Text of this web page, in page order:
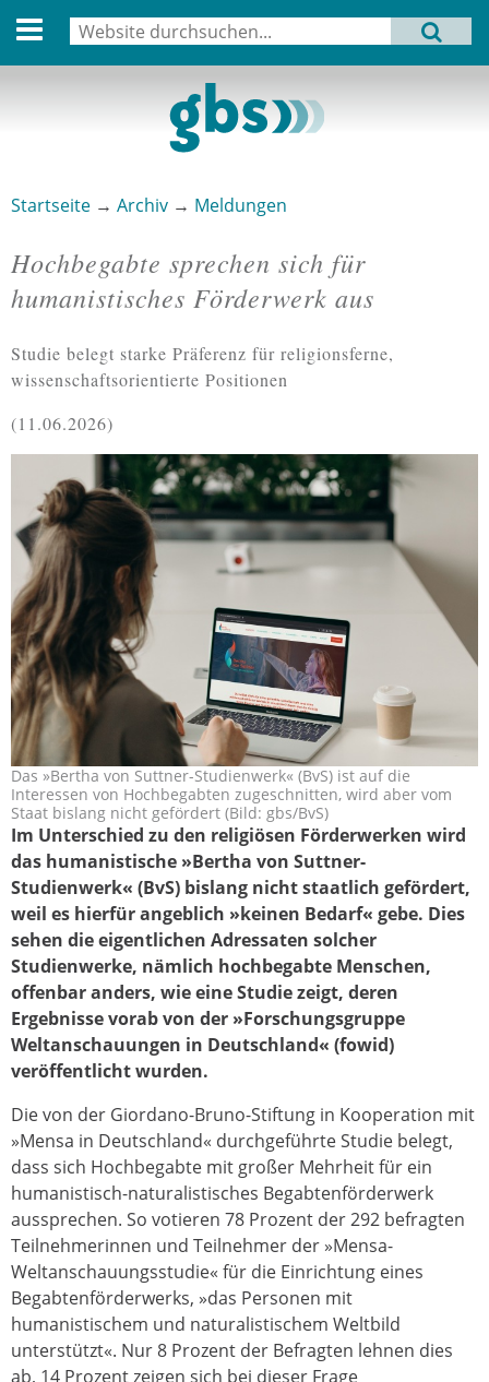
English version
Termine
Verbindungen
Datenschutz
Impressum
MENU
Startseite → Archiv → Meldungen
Hochbegabte sprechen sich für
humanistisches Förderwerk aus
Studie belegt starke Präferenz für religionsferne,
wissenschaftsorientierte Positionen
11.06.2026
Das »Bertha von Suttner-Studienwerk« (BvS) ist auf die
Interessen von Hochbegabten zugeschnitten, wird aber vom
Staat bislang nicht gefördert (Bild: gbs/BvS)
Im Unterschied zu den religiösen Förderwerken wird
das humanistische »Bertha von Suttner-
Studienwerk« (BvS) bislang nicht staatlich gefördert,
weil es hierfür angeblich »keinen Bedarf« gebe. Dies
sehen die eigentlichen Adressaten solcher
Studienwerke, nämlich hochbegabte Menschen,
offenbar anders, wie eine Studie zeigt, deren
Ergebnisse vorab von der »Forschungsgruppe
Weltanschauungen in Deutschland« (fowid)
veröffentlicht wurden.
Die von der Giordano-Bruno-Stiftung in Kooperation mit
»Mensa in Deutschland« durchgeführte Studie belegt,
dass sich Hochbegabte mit großer Mehrheit für ein
humanistisch-naturalistisches Begabtenförderwerk
aussprechen. So votieren 78 Prozent der 292 befragten
Teilnehmerinnen und Teilnehmer der »Mensa-
Weltanschauungsstudie« für die Einrichtung eines
Begabtenförderwerks, »das Personen mit
humanistischem und naturalistischem Weltbild
unterstützt«. Nur 8 Prozent der Befragten lehnen dies
ab, 14 Prozent zeigen sich bei dieser Frage
Suchformular
Suche